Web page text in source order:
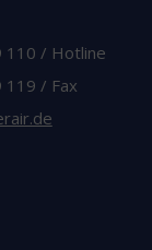
110 / Hotline
119 / Fax